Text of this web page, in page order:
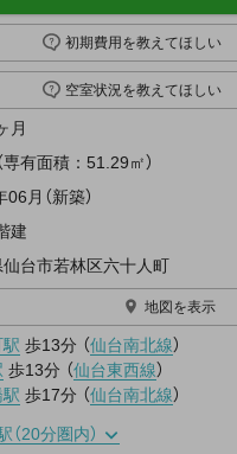
初期費用を教えてほしい
空室状況を教えてほしい
月
専有面積：51.29㎡）
月（新築）
建
台市若林区六十人町
地図を表示
歩13分 （仙台南北線）
歩13分 （仙台東西線）
歩17分 （仙台南北線）
（20分圏内）